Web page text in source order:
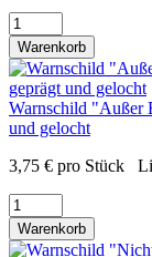
Warenkorb
Warnschild "Außer
und gelocht
3,75 € pro Stück
Warenkorb